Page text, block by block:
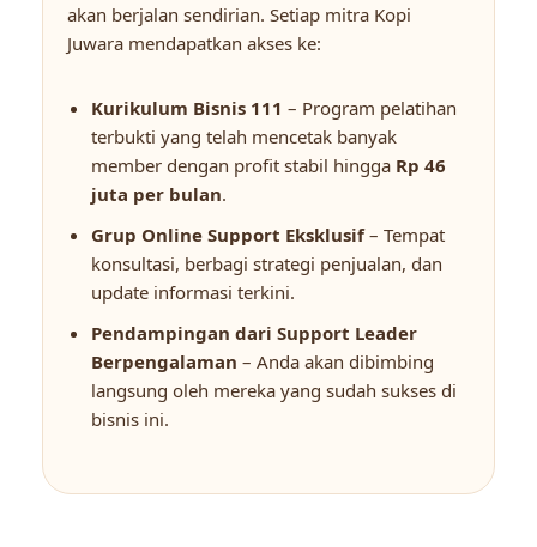
akan berjalan sendirian. Setiap mitra Kopi
Juwara mendapatkan akses ke:
Kurikulum Bisnis 111 – Program pelatihan
terbukti yang telah mencetak banyak
member dengan profit stabil hingga Rp 46
juta per bulan.
Grup Online Support Eksklusif– Tempat
konsultasi, berbagi strategi penjualan, dan
update informasi terkini.
Pendampingan dari Support Leader
Berpengalaman – Anda akan dibimbing
langsung oleh mereka yang sudah sukses di
bisnis ini.